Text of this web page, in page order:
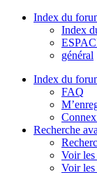
Index du
Index
général
Index du
FAQ
Recherche
Voir les
Voir les